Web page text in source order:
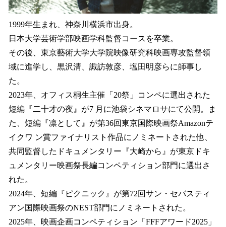
1999年生まれ、神奈川横浜市出身。
日本大学芸術学部映画学科監督コースを卒業。
その後、東京藝術大学大学院映像研究科映画専攻監督領
域に進学し、黒沢清、諏訪敦彦、塩田明彦らに師事し
た。
2023年、オフィス桐生主催「20祭」コンペに選出された
短編『二十才の夜』が7 月に池袋シネマロサにて公開。ま
た、短編『凛として』が第36回東京国際映画祭Amazonテ
イクワ ン賞ファイナリスト作品にノミネートされた他、
共同監督したドキュメンタリー『大崎から』が東京ドキ
ュメンタリー映画祭長編コンペティション部門に選出さ
れた。
2024年、短編『ピクニック』が第72回サン・セバスティ
アン国際映画祭のNEST部門にノミネートされた。
2025年、映画企画コンペティション「FFFアワード2025」